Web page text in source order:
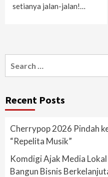
setianya jalan-jalan!…
for:
Recent Posts
Cherrypop 2026 Pindah
“Repelita Musik”
Komdigi Ajak Media
Bangun Bisnis